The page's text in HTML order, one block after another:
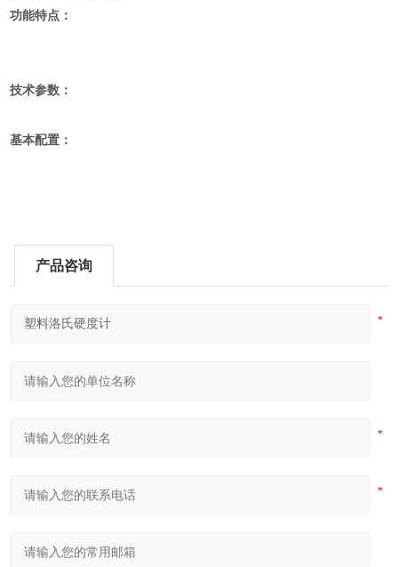
功能特点：
技术参数：
基本配置：
产品咨询